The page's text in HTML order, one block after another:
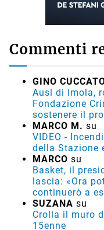
Commenti
GINO
Ausl di Imola,
Fondazione
sostenere il
MARCO M. su
VIDEO -
della Stazione
MARCO su
Basket, il
lascia: «Ora
continuerò a
SUZANA su
Crolla il muro
15enne